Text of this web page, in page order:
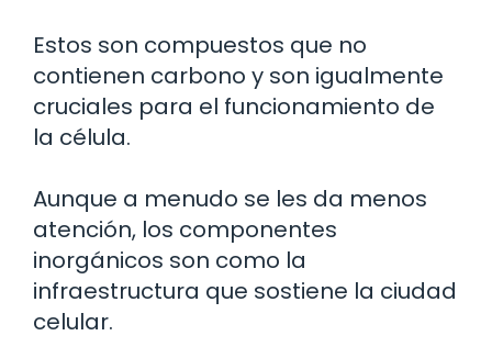
Estos son compuestos que no
contienen carbono y son igualmente
cruciales para el funcionamiento de
la célula.
Aunque a menudo se les da menos
atención, los componentes
inorgánicos son como la
infraestructura que sostiene la ciudad
celular.